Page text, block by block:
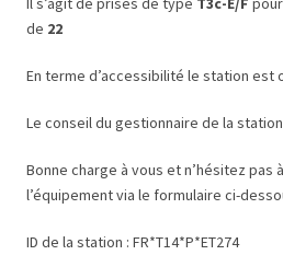
de 22
En terme d’accessibilité le station est
Le conseil du gestionnaire de la station
Bonne charge à vous et n’hésitez pas
l’équipement via le formulaire ci-
ID de la station : FR*T14*P*ET274